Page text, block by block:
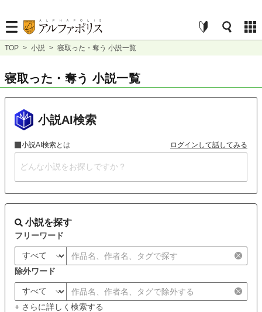
TOP > 小説 > 寝取った・奪う 小説一覧
寝取った・奪う 小説一覧
小説AI検索
小説AI検索とは ログインして話してみる
小説を探す
フリーワード
除外ワード
+ さらに詳しく検索する